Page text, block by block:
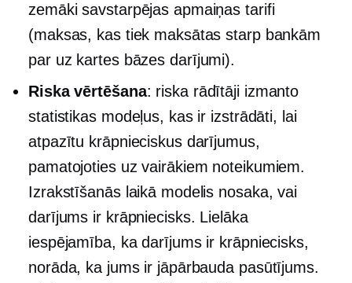
zemāki savstarpējas apmaiņas tarifi
(maksas, kas tiek maksātas starp bankām
par uz kartes bāzes darījumi).
Riska vērtēšana: riska rādītāji izmanto
statistikas modeļus, kas ir izstrādāti, lai
atpazītu krāpnieciskus darījumus,
pamatojoties uz vairākiem noteikumiem.
Izrakstīšanās laikā modelis nosaka, vai
darījums ir krāpniecisks. Lielāka
iespējamība, ka darījums ir krāpniecisks,
norāda, ka jums ir jāpārbauda pasūtījums.